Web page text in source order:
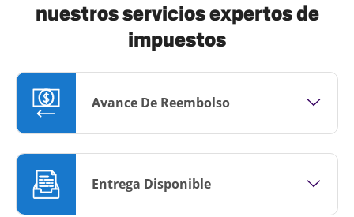
nuestros servicios expertos de
impuestos
Avance De Reembolso
Entrega Disponible